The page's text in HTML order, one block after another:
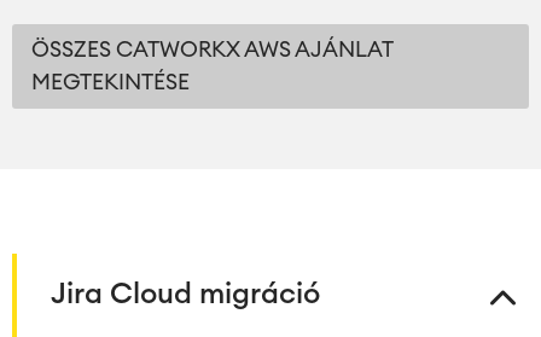
ÖSSZES CATWORKX AWS AJÁNLAT
MEGTEKINTÉSE
Jira Cloud migráció